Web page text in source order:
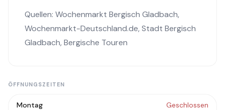
Quellen: Wochenmarkt Bergisch Gladbach,
Wochenmarkt-Deutschland.de, Stadt Bergisch
Gladbach, Bergische Touren
ÖFFNUNGSZEITEN
Montag Geschlossen